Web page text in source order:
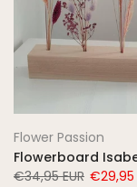
Flower Passion
Flowerboard
€34,95 EUR €29,95